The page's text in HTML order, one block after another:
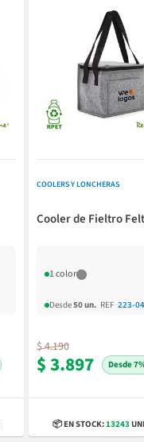
COOLERS Y LONCHERAS
Cooler de Fieltro Felt
1 color
Desde50 un. REF ·223-04
$ 4.190
$ 3.897
📦 EN STOCK:13243